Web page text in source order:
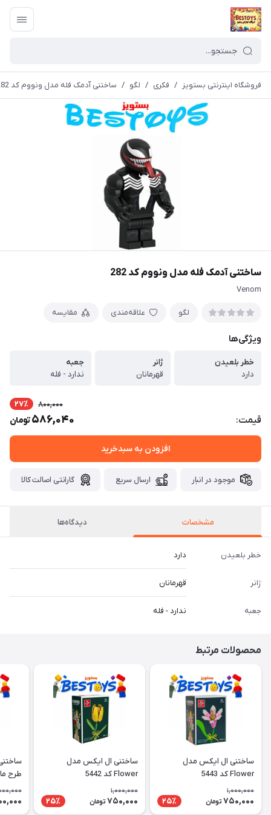
فروشگاه اینترنتی بستویز / فکری / لگو / ساختنی آدمک فله مدل ونووم کد 282
ساختنی آدمک فله مدل ونووم کد 282
Venom
لگو علاقه‌مندی مقایسه
ویژگی‌ها
خطر بلعیدن
دارد
ژانر
قهرمانان
جعبه
ندارد - فله
قیمت:
800,000 27٪
586,040تومان
افزودن به سبدخرید
موجود در انبار ارسال سریع گارانتی اصالت کالا
مشخصات دیدگاه‌ها
خطر بلعیدن دارد
ژانر قهرمانان
جعبه ندارد - فله
محصولات مرتبط
ساختنی ال ایکس مدل
Flower کد 5443
1,000,000
750,000 تومان 25٪
ساختنی ال ایکس مدل
Flower کد 5442
1,000,000
750,000 تومان 25٪
طرح